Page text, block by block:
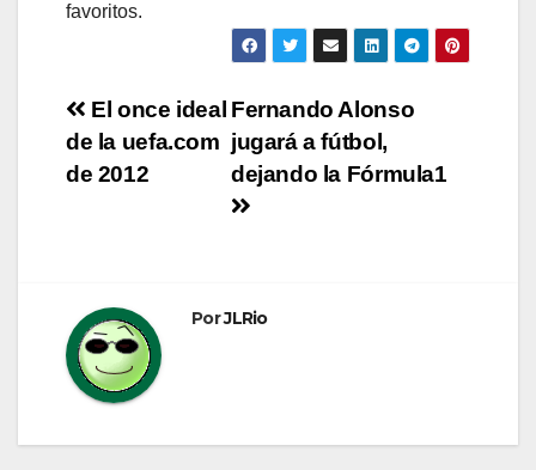
favoritos.
Navegación
de
Fernando Alonso
jugará a fútbol,
dejando la Fórmula1
El once ideal
de la uefa.com
de 2012
PorJLRio